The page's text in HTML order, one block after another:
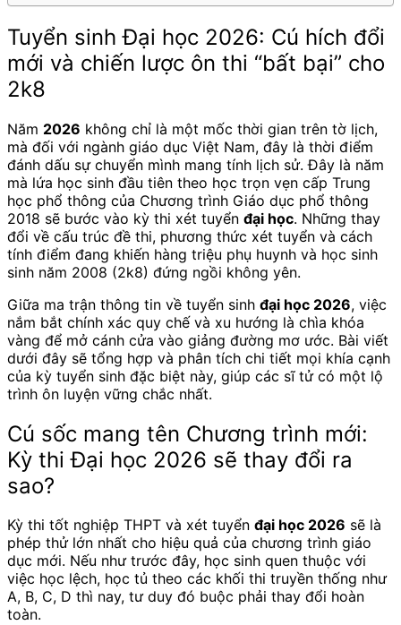
Tuyển sinh Đại học 2026: Cú hích đổi
mới và chiến lược ôn thi “bất bại” cho
2k8
Năm 2026 không chỉ là một mốc thời gian trên tờ lịch,
mà đối với ngành giáo dục Việt Nam, đây là thời điểm
đánh dấu sự chuyển mình mang tính lịch sử. Đây là năm
mà lứa học sinh đầu tiên theo học trọn vẹn cấp Trung
học phổ thông của Chương trình Giáo dục phổ thông
2018 sẽ bước vào kỳ thi xét tuyển đại học. Những thay
đổi về cấu trúc đề thi, phương thức xét tuyển và cách
tính điểm đang khiến hàng triệu phụ huynh và học sinh
sinh năm 2008 (2k8) đứng ngồi không yên.
Giữa ma trận thông tin về tuyển sinh đại học 2026, việc
nắm bắt chính xác quy chế và xu hướng là chìa khóa
vàng để mở cánh cửa vào giảng đường mơ ước. Bài viết
dưới đây sẽ tổng hợp và phân tích chi tiết mọi khía cạnh
của kỳ tuyển sinh đặc biệt này, giúp các sĩ tử có một lộ
trình ôn luyện vững chắc nhất.
Cú sốc mang tên Chương trình mới:
Kỳ thi Đại học 2026 sẽ thay đổi ra
sao?
Kỳ thi tốt nghiệp THPT và xét tuyển đại học 2026 sẽ là
phép thử lớn nhất cho hiệu quả của chương trình giáo
dục mới. Nếu như trước đây, học sinh quen thuộc với
việc học lệch, học tủ theo các khối thi truyền thống như
A, B, C, D thì nay, tư duy đó buộc phải thay đổi hoàn
toàn.